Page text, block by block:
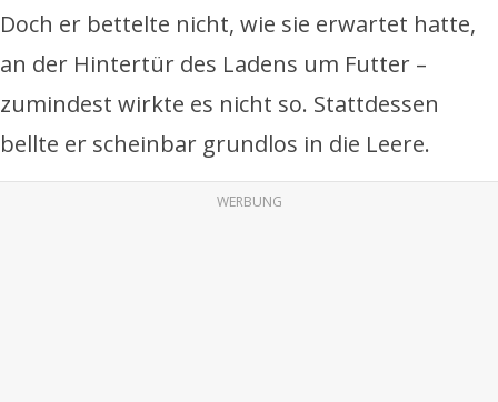
Doch er bettelte nicht, wie sie erwartet hatte,
an der Hintertür des Ladens um Futter –
zumindest wirkte es nicht so. Stattdessen
bellte er scheinbar grundlos in die Leere.
WERBUNG